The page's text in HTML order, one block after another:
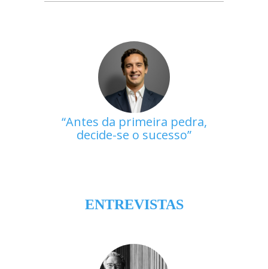
Antes da primeira pedra,
decide-se o sucesso
ENTREVISTAS